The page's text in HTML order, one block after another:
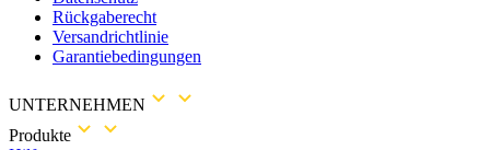
Rückgaberecht
Versandrichtlinie
Garantiebedingungen
UNTERNEHMEN
Produkte